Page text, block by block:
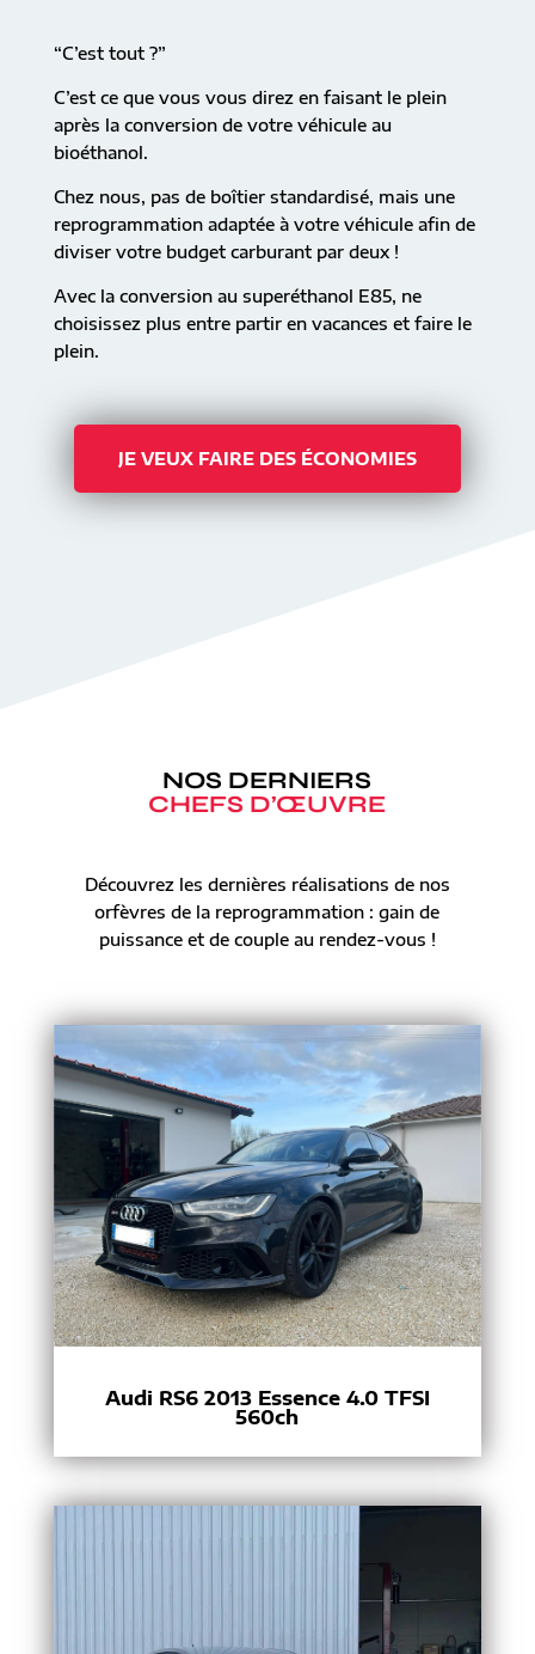
“C’est tout ?”
C’est ce que vous vous direz en faisant le plein
après la conversion de votre véhicule au
bioéthanol.
Chez nous, pas de boîtier standardisé, mais une
reprogrammation adaptée à votre véhicule afin de
diviser votre budget carburant par deux !
Avec la conversion au superéthanol E85, ne
choisissez plus entre partir en vacances et faire le
plein.
JE VEUX FAIRE DES ÉCONOMIES
NOS DERNIERS
CHEFS D’ŒUVRE
Découvrez les dernières réalisations de nos
orfèvres de la reprogrammation : gain de
puissance et de couple au rendez-vous !
Audi RS6 2013 Essence 4.0 TFSI
560ch